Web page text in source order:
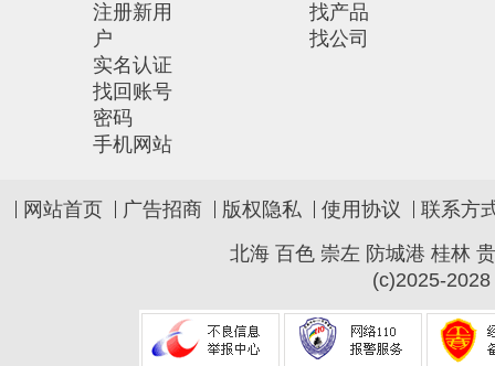
注册新用
户
实名认证
找回账号
密码
手机网站
找产品
找公司
网站首页 广告招商 版权隐私 使用协议
联系方
北海 百色 崇左 防城港 桂林
(c)2025-